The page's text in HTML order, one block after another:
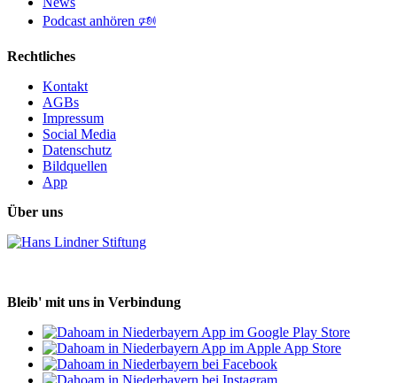
Podcast anhören 🕬
Rechtliches
Kontakt
AGBs
Impressum
Social Media
Datenschutz
Bildquellen
App
Über uns
Bleib' mit uns in Verbindung